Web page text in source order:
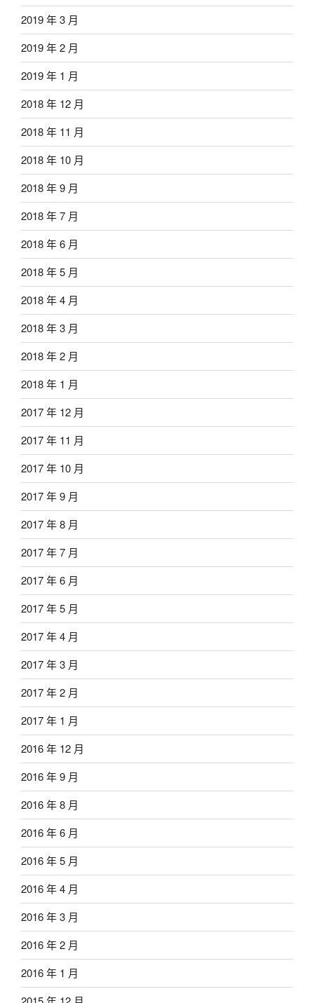
2019 年 3 月
2019 年 2 月
2019 年 1 月
2018 年 12 月
2018 年 11 月
2018 年 10 月
2018 年 9 月
2018 年 7 月
2018 年 6 月
2018 年 5 月
2018 年 4 月
2018 年 3 月
2018 年 2 月
2018 年 1 月
2017 年 12 月
2017 年 11 月
2017 年 10 月
2017 年 9 月
2017 年 8 月
2017 年 7 月
2017 年 6 月
2017 年 5 月
2017 年 4 月
2017 年 3 月
2017 年 2 月
2017 年 1 月
2016 年 12 月
2016 年 9 月
2016 年 8 月
2016 年 6 月
2016 年 5 月
2016 年 4 月
2016 年 3 月
2016 年 2 月
2016 年 1 月